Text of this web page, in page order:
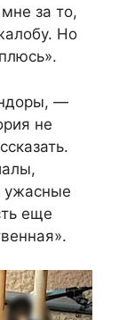
за то,
Но
—
не
ужасные
еще